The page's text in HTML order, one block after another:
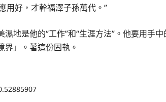
用好，才幹福澤子孫萬代。”
濕地是他的“工作”和“生涯方法”。他要用手
界」。著這份固執。